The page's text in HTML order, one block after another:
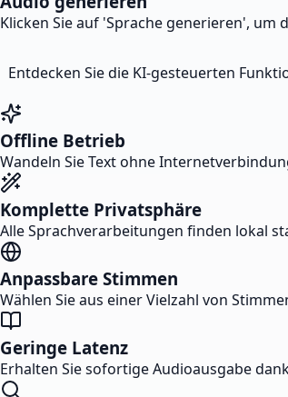
Klicken Sie auf 'Sprache generieren',
Entdecken Sie die KI-gesteuerten
Offline Betrieb
Wandeln Sie Text ohne
Komplette Privatsphäre
Alle Sprachverarbeitungen finden lokal
Anpassbare Stimmen
Wählen Sie aus einer Vielzahl von
Geringe Latenz
Erhalten Sie sofortige Audioausgabe